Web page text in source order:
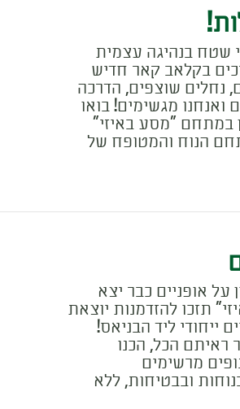
שטח בנהיגה עצמית
בקלאב קאר חדיש
נחלים שוצפים, הדרכה
ואנחנו מגשימים! בואו
במתחם "מסע באיזי"
הנוח והמטופח של
על אופניים כבר יצא
תזכו להזדמנות יוצאת
ייחודי ליד הבניאס!
הכל, הכנו
מרשימים
ובבטיחות, ללא